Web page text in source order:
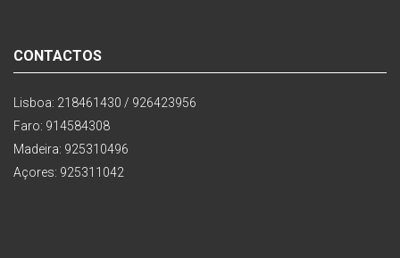
CONTACTOS
Lisboa: 218461430 / 926423956
Faro: 914584308
Madeira: 925310496
Açores: 925311042